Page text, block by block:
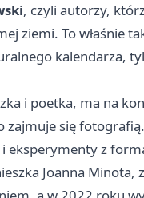
, czyli autorzy,
ziemi. To właśnie
kalendarza,
i poetka, ma na
się
eksperymenty z
Joanna Minota,